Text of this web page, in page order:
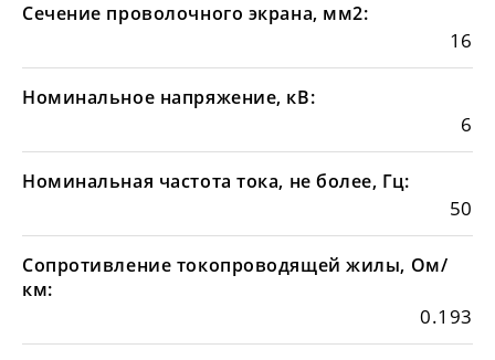
Сечение проволочного экрана, мм2:
16
Номинальное напряжение, кВ:
6
Номинальная частота тока, не более, Гц:
50
Сопротивление токопроводящей жилы, Ом/
км:
0.193